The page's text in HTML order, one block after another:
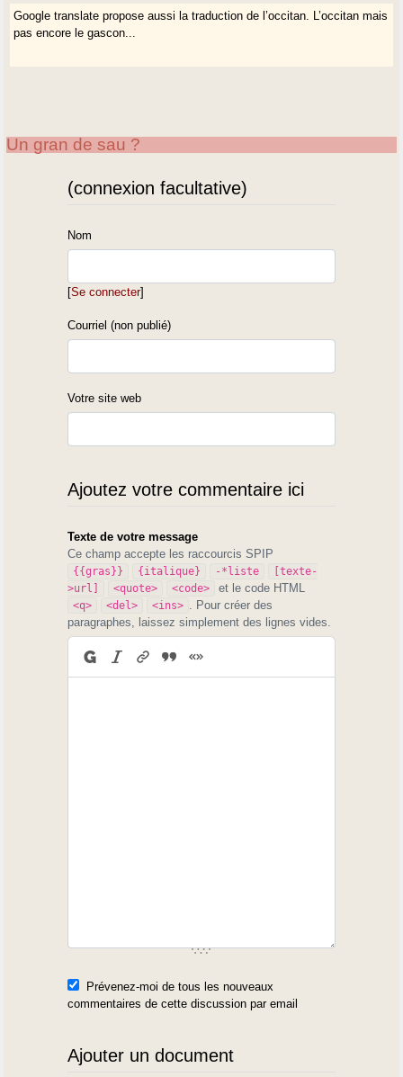
Google translate propose aussi la traduction de l’occitan. L’occitan mais
pas encore le gascon...
Un gran de sau ?
(connexion facultative)
Nom
[Se connecter]
Courriel (non publié)
Votre site web
Ajoutez votre commentaire ici
Texte de votre message
Ce champ accepte les raccourcis SPIP
{{gras}} {italique} -*liste
[texte-
>url]
<quote> <code> et le code HTML
<q> <del> <ins>
. Pour créer des
paragraphes, laissez simplement des lignes vides.
Prévenez-moi de tous les nouveaux
commentaires de cette discussion par email
Ajouter un document